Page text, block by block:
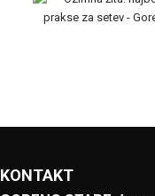
KONTAKT